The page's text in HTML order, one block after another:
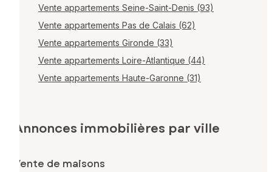
Vente appartements Seine-Saint-Denis (93)
Vente appartements Pas de Calais (62)
Vente appartements Gironde (33)
Vente appartements Loire-Atlantique (44)
Vente appartements Haute-Garonne (31)
Annonces immobilières par ville
Vente de maisons